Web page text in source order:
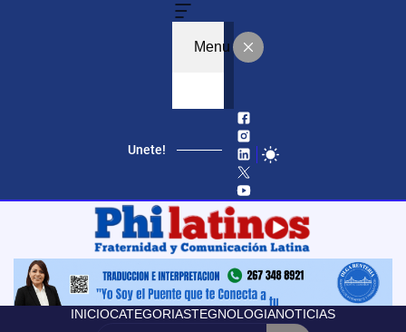
Menu
Unete!
INICIOCATEGORIASTEGNOLOGIANOTICIAS